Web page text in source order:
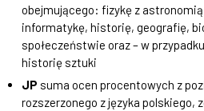
obejmującego: fizykę z
informatykę, historię, geografię,
społeczeństwie oraz – w
historię sztuki
JP suma ocen procentowych z
rozszerzonego z języka polskiego,